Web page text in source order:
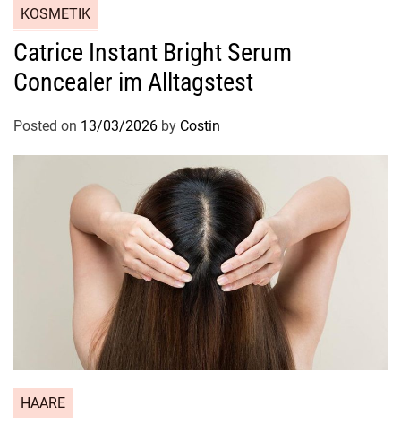
KOSMETIK
Catrice Instant Bright Serum
Concealer im Alltagstest
Posted on 13/03/2026 by Costin
HAARE